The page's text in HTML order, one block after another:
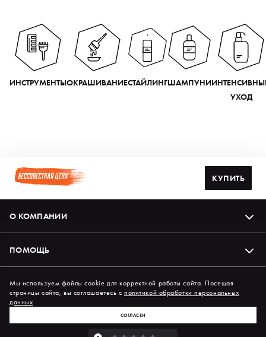
ИНСТРУМЕНТЫОКРАШИВАНИЕСТАЙЛИНГШАМПУНИ
УХОД
КУПИТЬ
О КОМПАНИИ
ПОМОЩЬ
Подпишись на нас в соцсетях
Мы используем файлы cookie для корректной работы сайта. Посещая
страницы сайта, вы соглашаетесь сполитикой обработки персональных
данных
СОГЛАСЕН